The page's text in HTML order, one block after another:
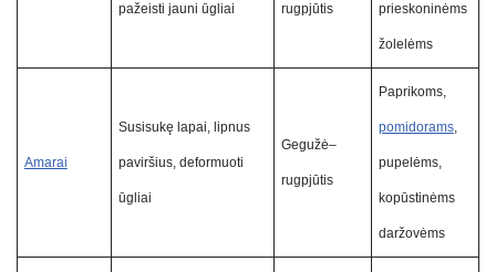
pažeisti jauni ūgliai rugpjūtis prieskoninėms
žolelėms
Amarai
Susisukę lapai, lipnus
paviršius, deformuoti
ūgliai
Gegužė–
rugpjūtis
Paprikoms,
pomidorams,
pupelėms,
kopūstinėms
daržovėms